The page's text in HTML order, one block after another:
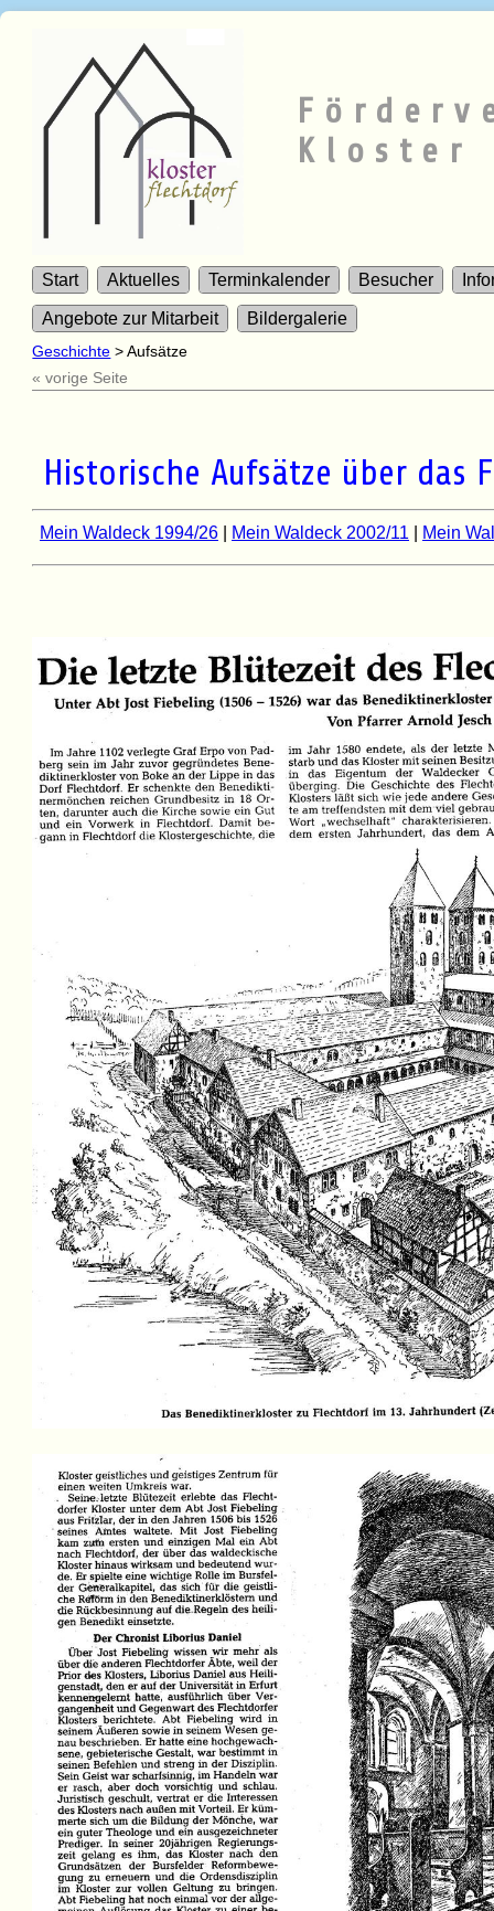
Kloster
Start Aktuelles Terminkalender Besucher
Angebote zur Mitarbeit Bildergalerie
Geschichte >Aufsätze
« vorige Seite
Historische Aufsätze über das
Mein Waldeck 1994/26 Mein Waldeck 2002/11 Mein